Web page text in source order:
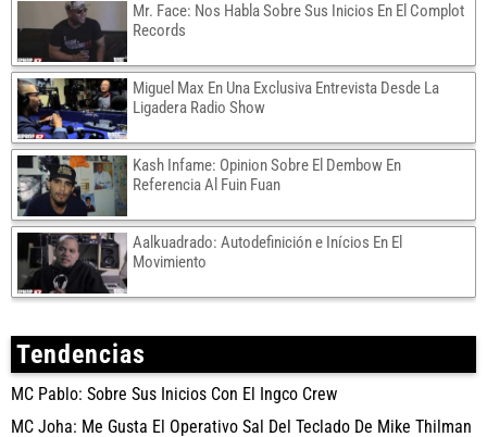
Mr. Face: Nos Habla Sobre Sus Inicios En El Complot
Records
Miguel Max En Una Exclusiva Entrevista Desde La
Ligadera Radio Show
Kash Infame: Opinion Sobre El Dembow En
Referencia Al Fuin Fuan
Aalkuadrado: Autodefinición e Inícios En El
Movimiento
Tendencias
MC Pablo: Sobre Sus Inicios Con El Ingco Crew
MC Joha: Me Gusta El Operativo Sal Del Teclado De Mike Thilman